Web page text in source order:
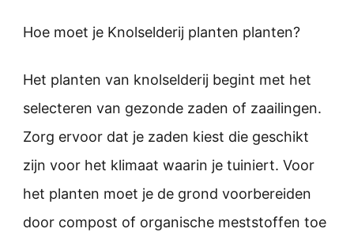
Hoe moet je Knolselderij planten planten?
Het planten van knolselderij begint met het
selecteren van gezonde zaden of zaailingen.
Zorg ervoor dat je zaden kiest die geschikt
zijn voor het klimaat waarin je tuiniert. Voor
het planten moet je de grond voorbereiden
door compost of organische meststoffen toe